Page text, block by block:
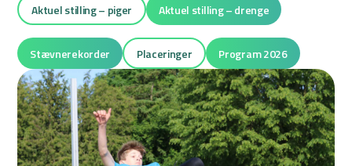
Aktuel stilling – piger Aktuel stilling – drenge
Stævnerekorder Placeringer Program 2026